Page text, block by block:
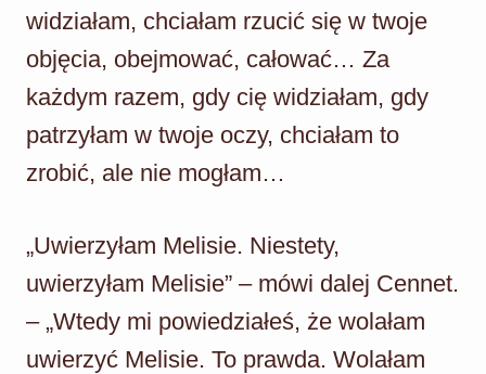
widziałam, chciałam rzucić się w twoje
objęcia, obejmować, całować… Za
każdym razem, gdy cię widziałam, gdy
patrzyłam w twoje oczy, chciałam to
zrobić, ale nie mogłam…
„Uwierzyłam Melisie. Niestety,
uwierzyłam Melisie” – mówi dalej Cennet.
– „Wtedy mi powiedziałeś, że wolałam
uwierzyć Melisie. To prawda. Wolałam